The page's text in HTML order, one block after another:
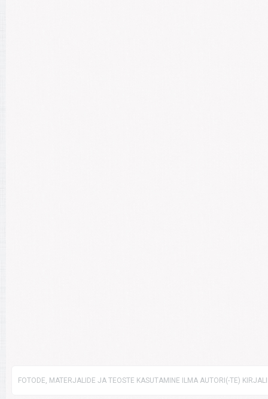
FOTODE, MATERJALIDE JA TEOSTE KASUTAMINE ILMA AUTORI(-TE)